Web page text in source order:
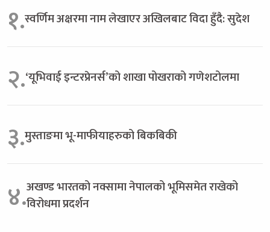
१.स्वर्णिम अक्षरमा नाम लेखाएर अखिलबाट विदा हुँदै: सुदेश
२.‘यूभिवाई इन्टरप्रेनर्स’को शाखा पोखराको गणेशटोलमा
३.मुस्ताङमा भू-माफीयाहरुको बिकबिकी
४.अखण्ड भारतको नक्सामा नेपालको भूमिसमेत राखेको
विरोधमा प्रदर्शन